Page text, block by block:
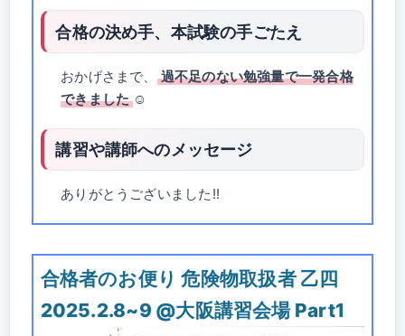
合格の決め手、本試験の手ごたえ
おかげさまで、
過不足のない勉強量で一発合格
できました ☺
講習や講師へのメッセージ
ありがとうございました!!
合格者のお便り 危険物取扱者 乙四
2025.2.8~9 @大阪講習会場 Part1